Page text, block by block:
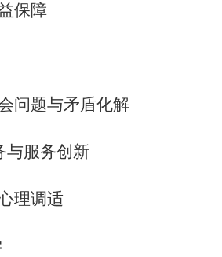
保障
问题与矛盾化解
与服务创新
理调适